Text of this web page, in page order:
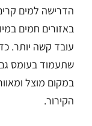
הדרישה למים
באזורים חמים
עובד קשה יותר.
שתעמוד בעומס גם
במקום מוצל
הקירור.